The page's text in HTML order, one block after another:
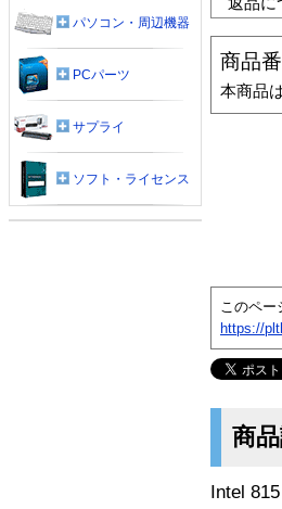
商品
本商品
このペー
https://
商
Intel
パソコン・周辺機器
PCパーツ
サプライ
ソフト・ライセンス